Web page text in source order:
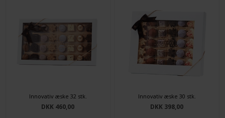
Innovativ æske 32 stk.
DKK 460,00
Innovativ æske 30 stk.
DKK 398,00